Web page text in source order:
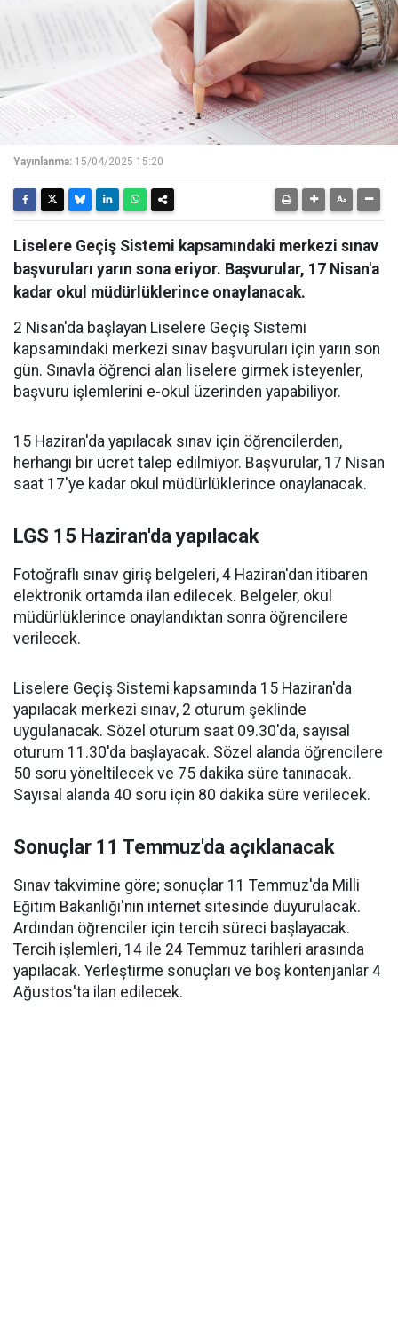
Yayınlanma: 15/04/2025 15:20
Liselere Geçiş Sistemi kapsamındaki merkezi sınav
başvuruları yarın sona eriyor. Başvurular, 17 Nisan'a
kadar okul müdürlüklerince onaylanacak.
2 Nisan'da başlayan Liselere Geçiş Sistemi
kapsamındaki merkezi sınav başvuruları için yarın son
gün. Sınavla öğrenci alan liselere girmek isteyenler,
başvuru işlemlerini e-okul üzerinden yapabiliyor.
15 Haziran'da yapılacak sınav için öğrencilerden,
herhangi bir ücret talep edilmiyor. Başvurular, 17 Nisan
saat 17'ye kadar okul müdürlüklerince onaylanacak.
LGS 15 Haziran'da yapılacak
Fotoğraflı sınav giriş belgeleri, 4 Haziran'dan itibaren
elektronik ortamda ilan edilecek. Belgeler, okul
müdürlüklerince onaylandıktan sonra öğrencilere
verilecek.
Liselere Geçiş Sistemi kapsamında 15 Haziran'da
yapılacak merkezi sınav, 2 oturum şeklinde
uygulanacak. Sözel oturum saat 09.30'da, sayısal
oturum 11.30'da başlayacak. Sözel alanda öğrencilere
50 soru yöneltilecek ve 75 dakika süre tanınacak.
Sayısal alanda 40 soru için 80 dakika süre verilecek.
Sonuçlar 11 Temmuz'da açıklanacak
Sınav takvimine göre; sonuçlar 11 Temmuz'da Milli
Eğitim Bakanlığı'nın internet sitesinde duyurulacak.
Ardından öğrenciler için tercih süreci başlayacak.
Tercih işlemleri, 14 ile 24 Temmuz tarihleri arasında
yapılacak. Yerleştirme sonuçları ve boş kontenjanlar 4
Ağustos'ta ilan edilecek.